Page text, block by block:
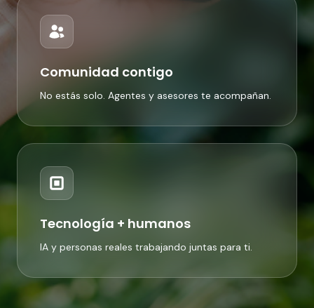
Comunidad contigo
No estás solo. Agentes y asesores te acompañan.
Tecnología + humanos
IA y personas reales trabajando juntas para ti.